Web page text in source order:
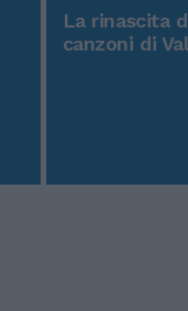
La rinascita
canzoni di